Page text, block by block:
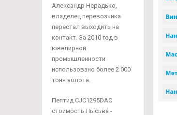
Александр Нерадько,
владелец перевозчика
перестал выходить на
контакт. За 2010 год в
ювелирной
промышленности
использовано более 2 000
тонн золота.
Пептид CJC1295DAC
стоимость Лысьва -